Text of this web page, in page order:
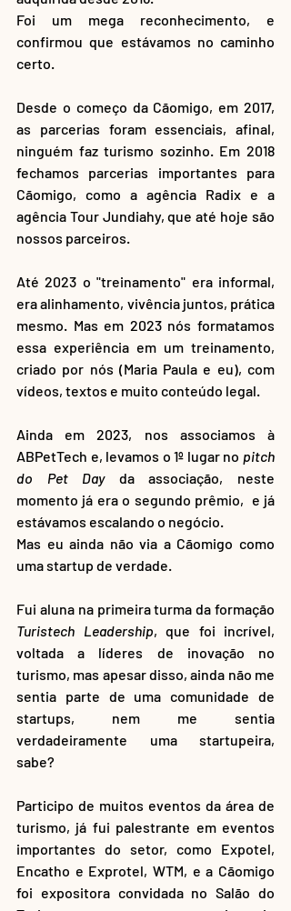
Foi um mega reconhecimento, e
confirmou que estávamos no caminho
certo.
Desde o começo da Cãomigo, em 2017,
as parcerias foram essenciais, afinal,
ninguém faz turismo sozinho. Em 2018
fechamos parcerias importantes para
Cãomigo, como a agência Radix e a
agência Tour Jundiahy, que até hoje são
nossos parceiros.
Até 2023 o "treinamento" era informal,
era alinhamento, vivência juntos, prática
mesmo. Mas em 2023 nós formatamos
essa experiência em um treinamento,
criado por nós (Maria Paula e eu), com
vídeos, textos e muito conteúdo legal.
Ainda em 2023, nos associamos à
ABPetTech e, levamos o 1º lugar no pitch
do Pet Day da associação, neste
momento já era o segundo prêmio,  e já
estávamos escalando o negócio.
Mas eu ainda não via a Cãomigo como
uma startup de verdade.
Turistech Leadership, que foi incrível,
voltada a líderes de inovação no
turismo, mas apesar disso, ainda não me
sentia parte de uma comunidade de
startups, nem me sentia
verdadeiramente uma startupeira,
sabe?
Participo de muitos eventos da área de
turismo, já fui palestrante em eventos
importantes do setor, como Expotel,
Encatho e Exprotel, WTM, e a Cãomigo
foi expositora convidada no Salão do